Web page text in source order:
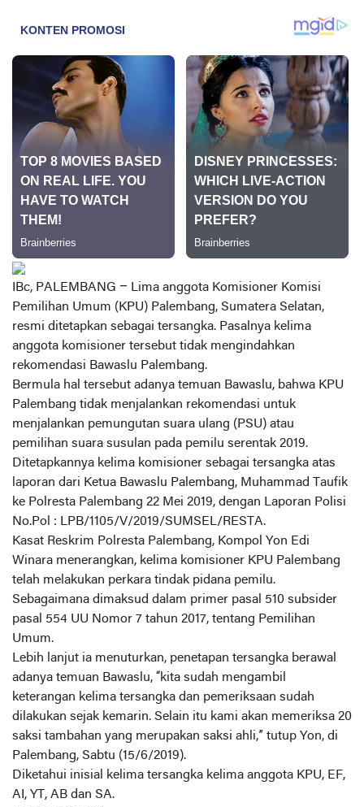
IBc, PALEMBANG – Lima anggota Komisioner Komisi
Pemilihan Umum (KPU) Palembang, Sumatera Selatan,
resmi ditetapkan sebagai tersangka. Pasalnya kelima
anggota komisioner tersebut tidak mengindahkan
rekomendasi Bawaslu Palembang.
Bermula hal tersebut adanya temuan Bawaslu, bahwa KPU
Palembang tidak menjalankan rekomendasi untuk
menjalankan pemungutan suara ulang (PSU) atau
pemilihan suara susulan pada pemilu serentak 2019.
Ditetapkannya kelima komisioner sebagai tersangka atas
laporan dari Ketua Bawaslu Palembang, Muhammad Taufik
ke Polresta Palembang 22 Mei 2019, dengan Laporan Polisi
No.Pol : LPB/1105/V/2019/SUMSEL/RESTA.
Kasat Reskrim Polresta Palembang, Kompol Yon Edi
Winara menerangkan, kelima komisioner KPU Palembang
telah melakukan perkara tindak pidana pemilu.
Sebagaimana dimaksud dalam primer pasal 510 subsider
pasal 554 UU Nomor 7 tahun 2017, tentang Pemilihan
Umum.
Lebih lanjut ia menuturkan, penetapan tersangka berawal
adanya temuan Bawaslu, “kita sudah mengambil
keterangan kelima tersangka dan pemeriksaan sudah
dilakukan sejak kemarin. Selain itu kami akan memeriksa 20
saksi tambahan yang merupakan saksi ahli,” tutup Yon, di
Palembang, Sabtu (15/6/2019).
Diketahui inisial kelima tersangka kelima anggota KPU, EF,
AI, YT, AB dan SA.